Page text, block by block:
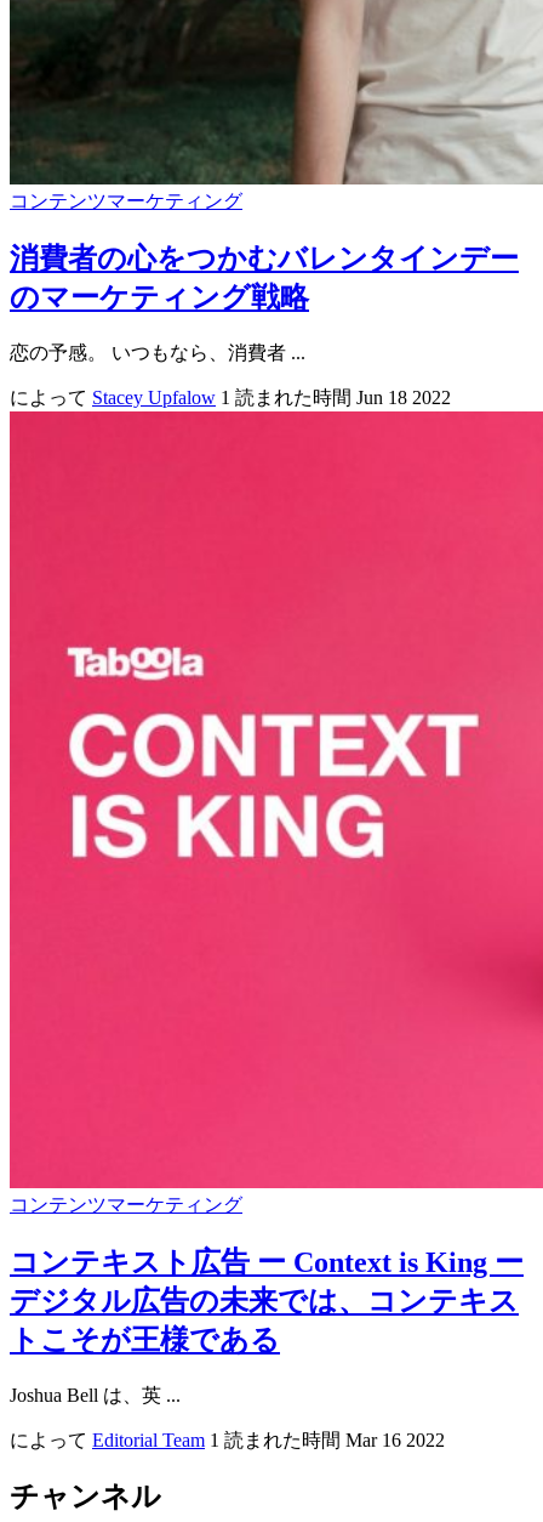
コンテンツマーケティング
消費者の心をつかむバレンタインデー
のマーケティング戦略
恋の予感。 いつもなら、消費者 ...
によって Stacey Upfalow 1 読まれた時間 Jun 18 2022
コンテンツマーケティング
コンテキスト広告 ー Context is King ー
デジタル広告の未来では、コンテキス
トこそが王様である
Joshua Bell は、英 ...
によって Editorial Team 1 読まれた時間 Mar 16 2022
チャンネル